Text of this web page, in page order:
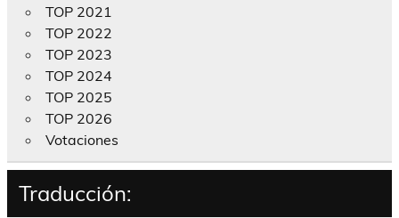
TOP 2021
TOP 2022
TOP 2023
TOP 2024
TOP 2025
TOP 2026
Votaciones
Traducción: